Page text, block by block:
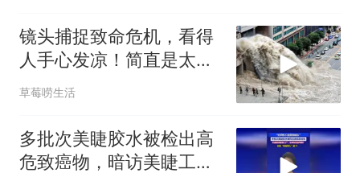
来源：参考消息）
笔试第一被第二名传话劝弃考
官方通报
热
制裁瓜子饺子，美国怕什
镜头捕捉致命危机，看得
人手心发凉！简直是太恐
怖了
草莓唠生活
多批次美睫胶水被检出高
危致癌物，暗访美睫工